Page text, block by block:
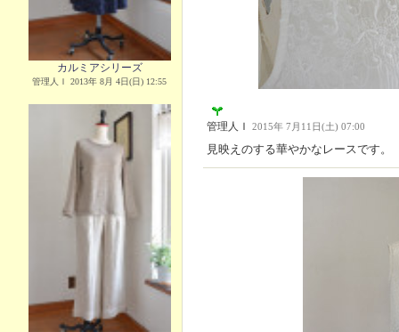
カルミアシリーズ
管理人Ｉ 2013年 8月 4日(日) 12:55
管理人Ｉ 2015年 7月11日(土) 07:00
見映えのする華やかなレースです。